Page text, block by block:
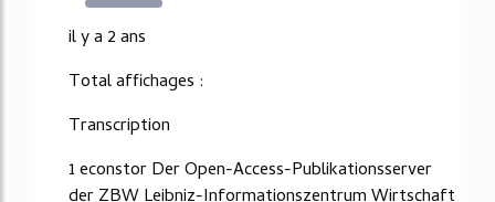
2891%
il y a 2 ans
Total affichages :
Transcription
1 econstor Der Open-Access-Publikationsserver